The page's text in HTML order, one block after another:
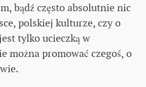
bądź często absolutnie nic
polskiej kulturze, czy o
tylko ucieczką w
można promować czegoś, o